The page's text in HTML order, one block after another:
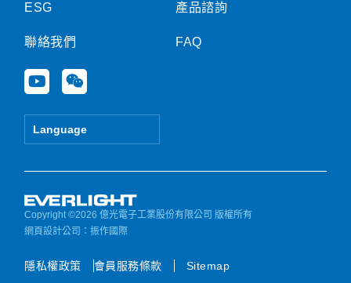
ESG
聯絡我們
Y
o
u
e
W
e
i
Language
產品諮詢
FAQ
Copyright ©2026 億光電子工業股份有限公司 版權所有
網頁設計公司 ：振作國際
隱私權政策 會員服務條款 Sitemap